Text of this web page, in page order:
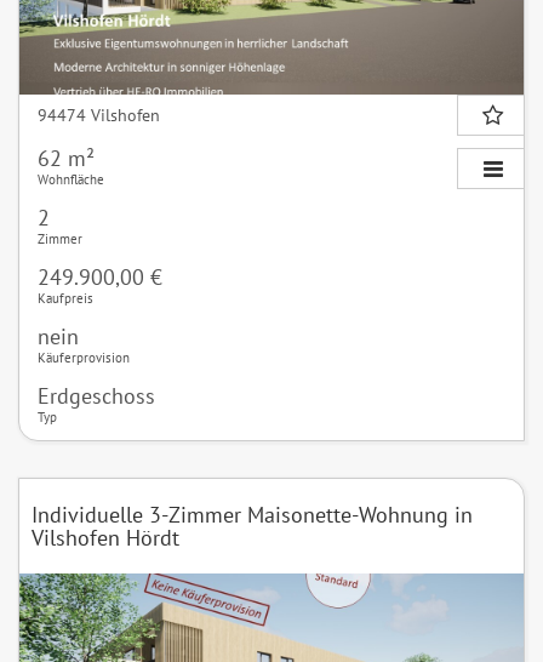
94474 Vilshofen
62 m²
Wohnfläche
2
Zimmer
249.900,00 €
Kaufpreis
nein
Käuferprovision
Erdgeschoss
Typ
Individuelle 3-Zimmer Maisonette-Wohnung in
Vilshofen Hördt